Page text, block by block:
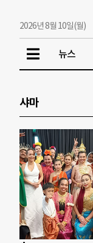
2026년 8월 10일(월)
뉴스
샤마